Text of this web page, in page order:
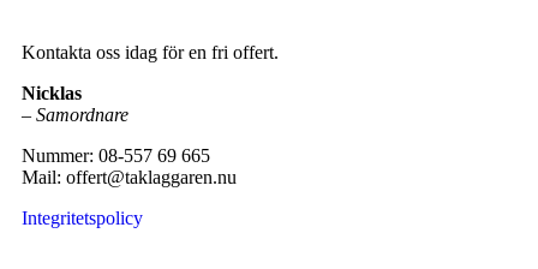
Kontakta oss idag för en fri offert.
Nicklas
– Samordnare
Nummer: 08-557 69 665
Mail: offert@taklaggaren.nu
Integritetspolicy